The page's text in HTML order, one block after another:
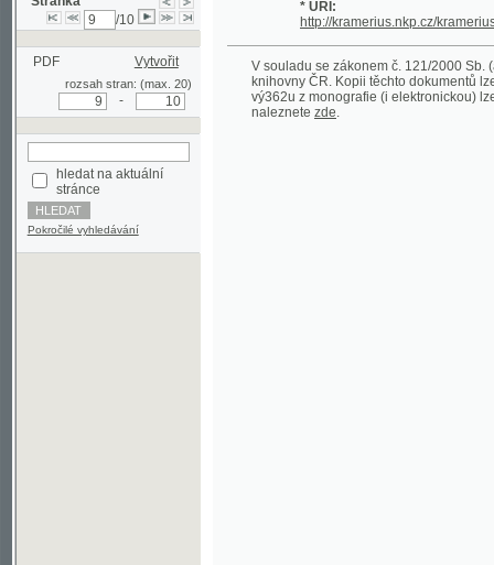
PDF Vytvořit
rozsah stran: (max. 20)
stránce
Pokročilé vyhledávání
V souladu se zákonem č. 121/2000 Sb.
knihovny ČR. Kopii těchto dokumentů lze získat
vý362u z monografie (i elektronickou) lze
naleznetezde.